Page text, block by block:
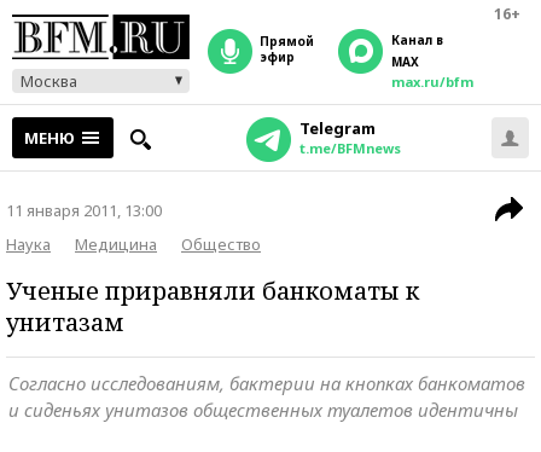
16+
Москва
прямой
эфир
Канал в
MAX
max.ru/bfm
МЕНЮ Telegram
t.me/BFMnews
11 января 2011, 13:00
Наука
Медицина Общество
Ученые приравняли банкоматы к
унитазам
Согласно исследованиям, бактерии на кнопках банкоматов
и сиденьях унитазов общественных туалетов идентичны